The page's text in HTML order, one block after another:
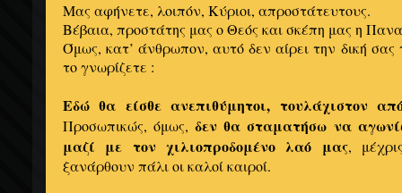
Μας αφήνετε, λοιπόν, Κύριοι, απροστάτευτους.
Βέβαια, προστάτης μας ο Θεός και σκέπη μας η
Όμως, κατ’ άνθρωπον, αυτό δεν αίρει την δική
το γνωρίζετε :
Εδώ θα είσθε ανεπιθύμητοι, τουλάχιστον
Προσωπικώς, όμως,δεν θα σταματήσω να
μαζί με τον χιλιοπροδομένο λαό μας,
ξανάρθουν πάλι οι καλοί καιροί.